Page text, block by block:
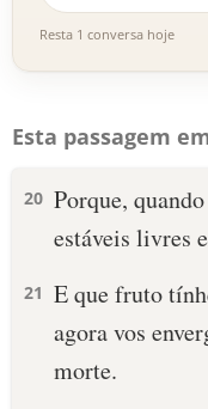
Resta 1 conversa hoje
Esta passagem
20 Porque,
estáveis livres
21 E que fruto
agora vos
morte.